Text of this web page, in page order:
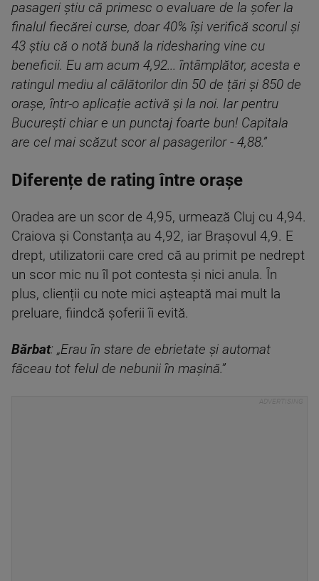
pasageri știu că primesc o evaluare de la șofer la
finalul fiecărei curse, doar 40% își verifică scorul și
43 știu că o notă bună la ridesharing vine cu
beneficii. Eu am acum 4,92... întâmplător, acesta e
ratingul mediu al călătorilor din 50 de țări și 850 de
orașe, într-o aplicație activă și la noi. Iar pentru
București chiar e un punctaj foarte bun! Capitala
are cel mai scăzut scor al pasagerilor - 4,88.”
Diferențe de rating între orașe
Oradea are un scor de 4,95, urmează Cluj cu 4,94.
Craiova și Constanța au 4,92, iar Brașovul 4,9. E
drept, utilizatorii care cred că au primit pe nedrept
un scor mic nu îl pot contesta și nici anula. În
plus, clienții cu note mici așteaptă mai mult la
preluare, fiindcă șoferii îi evită.
Bărbat: „Erau în stare de ebrietate și automat
făceau tot felul de nebunii în mașină.”